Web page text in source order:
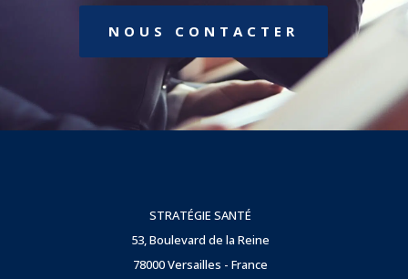
NOUS CONTACTER
STRATÉGIE SANTÉ
53, Boulevard de la Reine
78000 Versailles - France